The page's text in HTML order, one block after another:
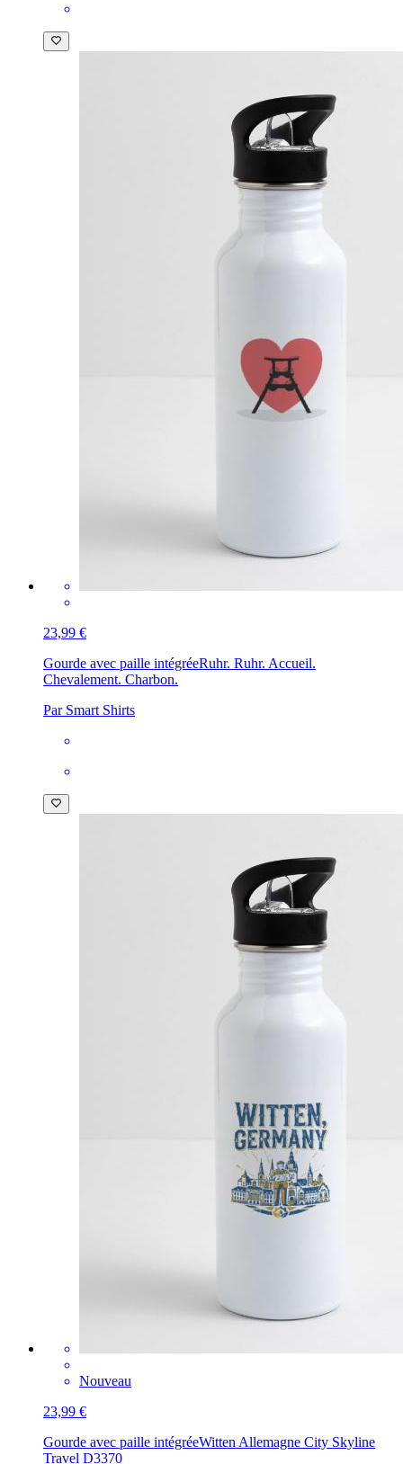
23,99 €
Gourde avec paille intégréeRuhr. Ruhr. Accueil.
Chevalement. Charbon.
Par Smart Shirts
Nouveau
23,99 €
Gourde avec paille intégréeWitten Allemagne City Skyline
Travel D3370